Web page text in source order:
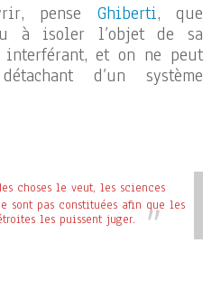
pense Ghiberti, que
à isoler l’objet de sa
interférant, et on ne peut
d’un système
choses le veut, les sciences
sont pas constituées afin que les
les puissent juger.